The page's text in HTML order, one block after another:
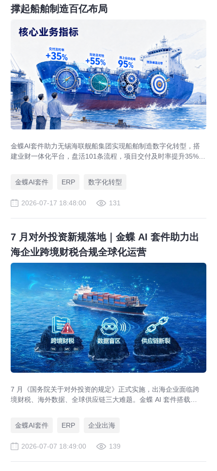
撑起船舶制造百亿布局
金蝶AI套件助力无锡海联舰船集团实现船舶制造数字化转型，搭
建业财一体化平台，盘活101条流程，项目交付及时率提升35%，
金蝶AI套件
ERP 数字化转型
2026-07-17 18:48:00 131
7 月对外投资新规落地｜金蝶 AI 套件助力出
海企业跨境财税合规全球化运营
7 月《国务院关于对外投资的规定》正式实施，出海企业面临跨
境财税、海外数据、全球供应链三大难题。金蝶 AI 套件搭载
营。
金蝶AI套件 ERP 企业出海
2026-07-07 18:49:00 139